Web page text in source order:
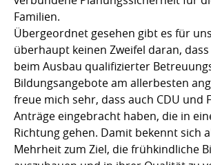
Familien.
Übergeordnet gesehen gibt es für
überhaupt keinen Zweifel daran, dass
beim Ausbau qualifizierter
Bildungsangebote am allerbesten
freue mich sehr, dass auch CDU und
Anträge eingebracht haben, die in
Richtung gehen. Damit bekennt sich
Mehrheit zum Ziel, die frühkindliche